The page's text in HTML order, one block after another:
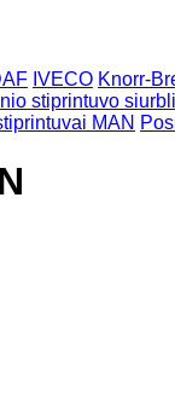
IVECO Knorr-
stiprintuvo
MAN